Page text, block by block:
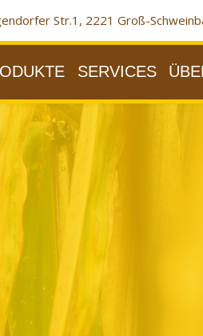
Str.1, 2221 Groß-
SERVICES